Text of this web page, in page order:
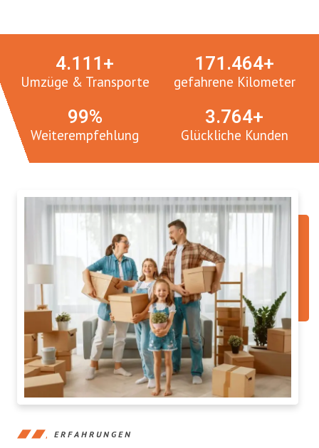
Umzüge & Transporte
4.112+
gefahrene Kilometer
171.465+
Weiterempfehlung
100%
Glückliche Kunden
3.765+
ERFAHRUNGEN